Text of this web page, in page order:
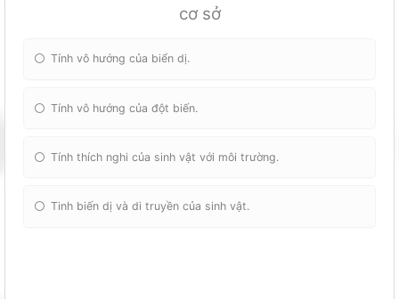
cơ sở
Tính vô hướng của biển dị.
Tính vô hướng của đột biến.
Tính thích nghi của sinh vật với môi trường.
Tinh biến dị và di truyền của sinh vật.